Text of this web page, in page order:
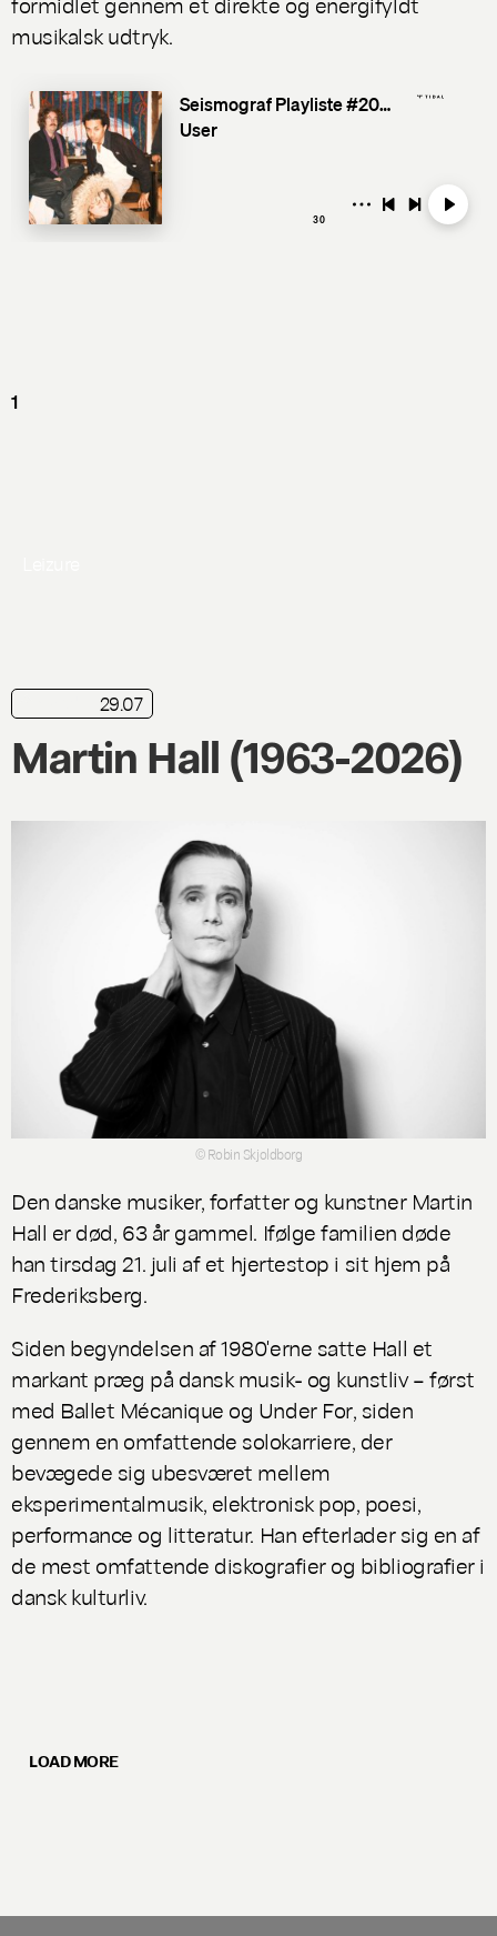
musikalsk udtryk.
29.07
Martin Hall (1963-2026)
© Robin Skjoldborg
Den danske musiker, forfatter og kunstner Martin
Hall er død, 63 år gammel. Ifølge familien døde
han tirsdag 21. juli af et hjertestop i sit hjem på
Frederiksberg.
Siden begyndelsen af 1980'erne satte Hall et
markant præg på dansk musik- og kunstliv – først
med Ballet Mécanique og Under For, siden
gennem en omfattende solokarriere, der
bevægede sig ubesværet mellem
eksperimentalmusik, elektronisk pop, poesi,
performance og litteratur. Han efterlader sig en af
de mest omfattende diskografier og bibliografier i
dansk kulturliv.
LOAD MORE